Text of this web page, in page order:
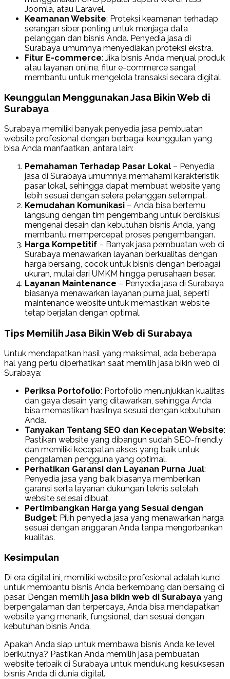
Joomla, atau Laravel.
Keamanan Website: Proteksi keamanan terhadap
serangan siber penting untuk menjaga data
pelanggan dan bisnis Anda. Penyedia jasa di
Surabaya umumnya menyediakan proteksi ekstra.
Fitur E-commerce: Jika bisnis Anda menjual produk
atau layanan online, fitur e-commerce sangat
membantu untuk mengelola transaksi secara digital.
Keunggulan Menggunakan Jasa Bikin Web di
Surabaya
Surabaya memiliki banyak penyedia jasa pembuatan
website profesional dengan berbagai keunggulan yang
bisa Anda manfaatkan, antara lain:
Pemahaman Terhadap Pasar Lokal – Penyedia
jasa di Surabaya umumnya memahami karakteristik
pasar lokal, sehingga dapat membuat website yang
lebih sesuai dengan selera pelanggan setempat.
Kemudahan Komunikasi – Anda bisa bertemu
langsung dengan tim pengembang untuk berdiskusi
mengenai desain dan kebutuhan bisnis Anda, yang
membantu mempercepat proses pengembangan.
Harga Kompetitif – Banyak jasa pembuatan web di
Surabaya menawarkan layanan berkualitas dengan
harga bersaing, cocok untuk bisnis dengan berbagai
ukuran, mulai dari UMKM hingga perusahaan besar.
Layanan Maintenance – Penyedia jasa di Surabaya
biasanya menawarkan layanan purna jual, seperti
maintenance website untuk memastikan website
tetap berjalan dengan optimal.
Tips Memilih Jasa Bikin Web di Surabaya
Untuk mendapatkan hasil yang maksimal, ada beberapa
hal yang perlu diperhatikan saat memilih jasa bikin web di
Surabaya:
Periksa Portofolio: Portofolio menunjukkan kualitas
dan gaya desain yang ditawarkan, sehingga Anda
bisa memastikan hasilnya sesuai dengan kebutuhan
Anda.
Tanyakan Tentang SEO dan Kecepatan Website:
Pastikan website yang dibangun sudah SEO-friendly
dan memiliki kecepatan akses yang baik untuk
pengalaman pengguna yang optimal.
Perhatikan Garansi dan Layanan Purna Jual:
Penyedia jasa yang baik biasanya memberikan
garansi serta layanan dukungan teknis setelah
website selesai dibuat.
Pertimbangkan Harga yang Sesuai dengan
Budget: Pilih penyedia jasa yang menawarkan harga
sesuai dengan anggaran Anda tanpa mengorbankan
kualitas.
Kesimpulan
Di era digital ini, memiliki website profesional adalah kunci
untuk membantu bisnis Anda berkembang dan bersaing di
pasar. Dengan memilih jasa bikin web di Surabaya yang
berpengalaman dan terpercaya, Anda bisa mendapatkan
website yang menarik, fungsional, dan sesuai dengan
kebutuhan bisnis Anda.
Apakah Anda siap untuk membawa bisnis Anda ke level
berikutnya? Pastikan Anda memilih jasa pembuatan
website terbaik di Surabaya untuk mendukung kesuksesan
bisnis Anda di dunia digital.